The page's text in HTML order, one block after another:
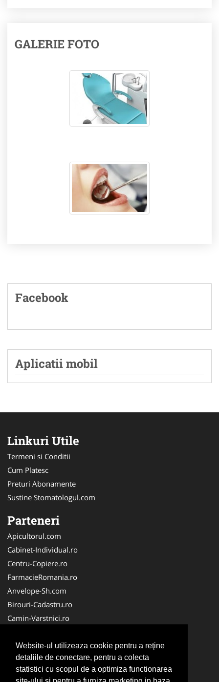
Website-ul utilizeaza cookie pentru a reţine
detaliile de conectare, pentru a colecta
statistici cu scopul de a optimiza functionarea
GALERIE FOTO
Facebook
Aplicatii mobil
Linkuri Utile
Termeni si Conditii
Cum Platesc
Preturi Abonamente
Sustine Stomatologul.com
Parteneri
Apicultorul.com
Cabinet-Individual.ro
Centru-Copiere.ro
FarmacieRomania.ro
Anvelope-Sh.com
Birouri-Cadastru.ro
Camin-Varstnici.ro
Cabinet-Ginecologic.ro
Cabinet-Psihologie.com
Clinica-Privata.ro